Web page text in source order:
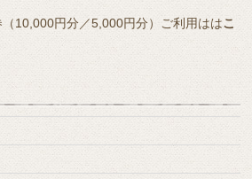
10,000円分／5,000円分）ご利用ははこ